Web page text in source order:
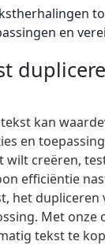
en
kan
en
wilt creëren,
efficiëntie
het dupliceren
Met onze
tekst te